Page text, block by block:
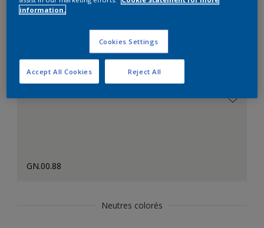
d'Harmonies
Le Blanc Parfait
GN.00.88
Neutres colorés
information.
Cookies Settings
Reject All
Accept All Cookies